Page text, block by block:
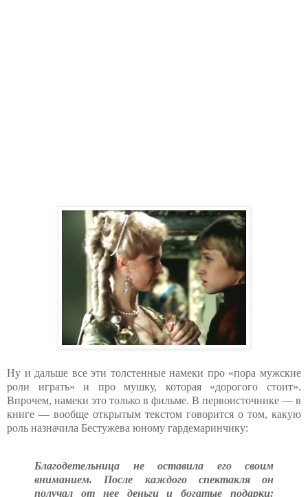
Ну и дальше все эти толстенные намеки про «пора мужские
роли играть» и про мушку, которая «дорогого стоит».
Впрочем, намеки это только в фильме. В первоисточнике — в
книге — вообще открытым текстом говорится о том, какую
роль назначила Бестужева юному гардемаринчику:
Благодетельница не оставила его своим
вниманием. После каждого спектакля он
получал от нее деньги и богатые подарки: